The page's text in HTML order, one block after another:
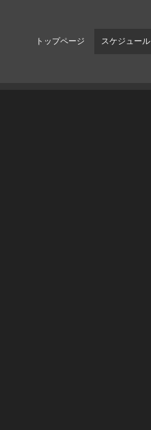
トップページ スケジュール